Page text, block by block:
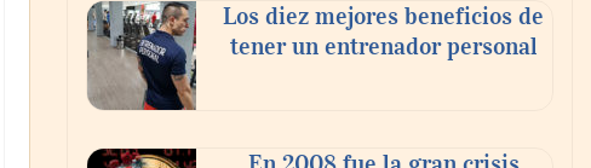
Los diez mejores beneficios de
tener un entrenador personal